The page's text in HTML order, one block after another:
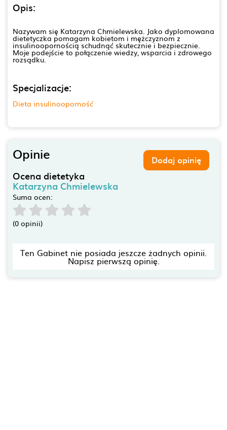
Opis:
Nazywam się Katarzyna Chmielewska. Jako dyplomowana
dietetyczka pomagam kobietom i mężczyznom z
insulinoopornością schudnąć skutecznie i bezpiecznie.
Moje podejście to połączenie wiedzy, wsparcia i zdrowego
rozsądku.
Specjalizacje:
Dieta insulinooporność
Opinie Dodaj opinię
Ocena dietetyka
Katarzyna Chmielewska
Suma ocen:
(0 opinii)
Ten Gabinet nie posiada jeszcze żadnych opinii.
Napisz pierwszą opinię.